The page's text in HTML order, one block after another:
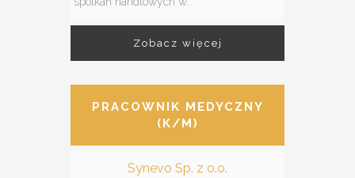
Zobacz więcej
PRACOWNIK MEDYCZNY
(K/M)
Synevo Sp. z o.o.